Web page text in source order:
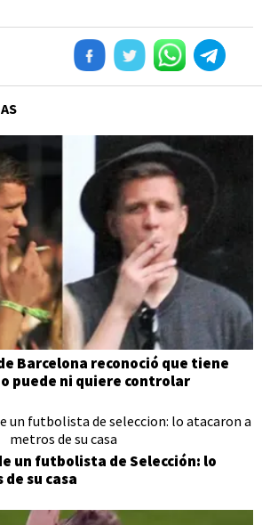
Barcelona reconoció que tiene
puede ni quiere controlar
un futbolista de Selección: lo
su casa